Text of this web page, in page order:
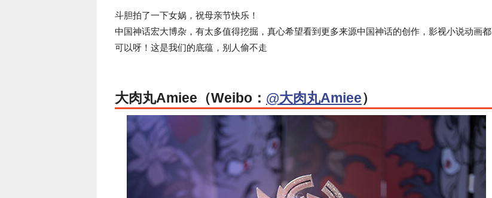
斗胆拍了一下女娲，祝母亲节快乐！
中国神话宏大博杂，有太多值得挖掘，真心希望看到更多来源中国神话的创作，影视小说动画都
可以呀！这是我们的底蕴，别人偷不走
大肉丸Amiee（Weibo： @大肉丸Amiee）